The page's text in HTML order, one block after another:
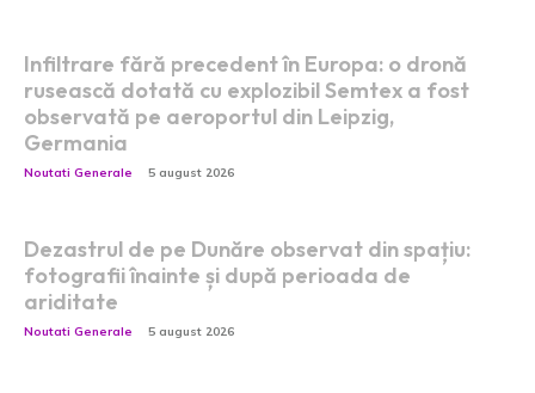
Infiltrare fără precedent în Europa: o dronă
rusească dotată cu explozibil Semtex a fost
observată pe aeroportul din Leipzig,
Germania
Noutati Generale 5 august 2026
Dezastrul de pe Dunăre observat din spațiu:
fotografii înainte și după perioada de
ariditate
Noutati Generale 5 august 2026